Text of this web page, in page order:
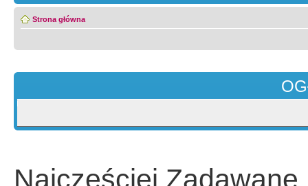
Strona główna
Najczęściej Zadawane